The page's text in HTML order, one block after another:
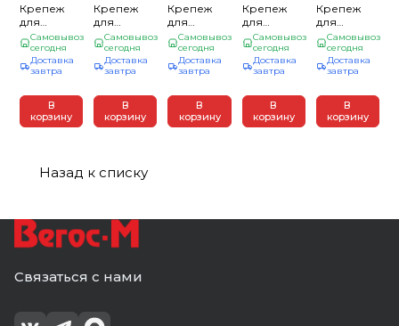
Крепеж
для
строит.
лесов
8*120мм
(40)
Самовывоз
сегодня
Доставка
завтра
В
корзину
Крепеж
для
строит.
лесов
12*350мм
(50шт/уп)
Самовывоз
сегодня
Доставка
завтра
В
корзину
Крепеж
для
строит.
лесов
8*160мм
(40)
Самовывоз
сегодня
Доставка
завтра
В
корзину
Крепеж
для
строит.
лесов
12*220/230мм
(20)
Самовывоз
сегодня
Доставка
завтра
В
корзину
Крепеж
для
строит.
лесов 8*
90 мм (50)
Самовывоз
сегодня
Доставка
завтра
В
корзину
Назад к списку
Связаться с нами